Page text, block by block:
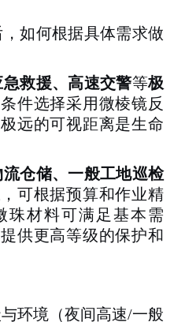
如何根据具体需求做
救援、高速交警等极
件选择采用微棱镜反
远的可视距离是生命
仓储、一般工地巡检
，可根据预算和作业精
珠材料可满足基本需
供更高等级的保护和
环境 （夜间高速/一般